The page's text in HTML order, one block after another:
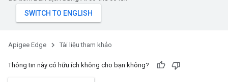
Apigee Edge Tài liệu tham khảo
Thông tin này có hữu ích không cho bạn không?